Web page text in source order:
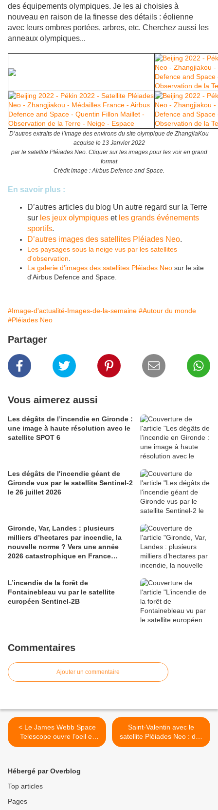
des équipements olympiques. Je les ai choisies à
nouveau en raison de la finesse des détails : éolienne
avec leurs ombres portées, arbres, etc. Cherchez aussi les
anneaux olympiques...
D’autres extraits de l’image des environs du site olympique de ZhangjiaKou
acquise le 13 Janvier 2022
par le satellite Pléiades Neo. Cliquer sur les images pour les voir en grand
format
Crédit image : Airbus Defence and Space.
En savoir plus :
D’autres articles du blog Un autre regard sur la Terre
sur les jeux olympiques et les grands événements
sportifs.
D’autres images des satellites Pléiades Neo.
Les paysages sous la neige vus par les satellites
d'observation
La galerie d'images des satellites Pléiades Neo sur le site
d'Airbus Defence and Space.
#Image-d'actualité-Images-de-la-semaine #Autour du monde
#Pléiades Neo
Partager
Vous aimerez aussi
Les dégâts de l’incendie en Gironde :
une image à haute résolution avec le
satellite SPOT 6
Les dégâts de l'incendie géant de
Gironde vus par le satellite Sentinel-2
le 26 juillet 2026
Gironde, Var, Landes : plusieurs
milliers d’hectares par incendie, la
nouvelle norme ? Vers une année
2026 catastrophique en France…
L’incendie de la forêt de
Fontainebleau vu par le satellite
européen Sentinel-2B
Commentaires
Ajouter un commentaire
< Le James Webb Space
Telescope ouvre l’oeil et
nous offre un selfie
Saint-Valentin avec le
satellite Pléiades Neo : des
pixels à 30 cm pour les
Hébergé par Overblog
Top articles
Pages